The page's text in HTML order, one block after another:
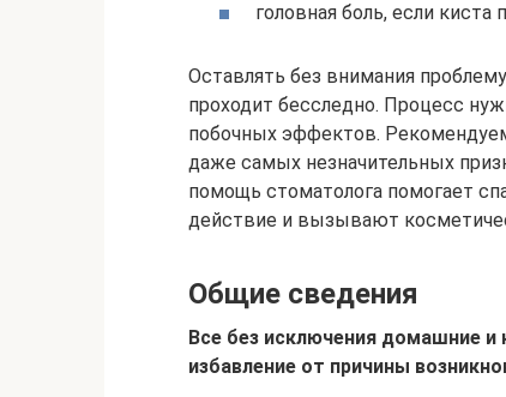
головная боль, если киста
Оставлять без внимания
проходит бесследно. Процесс
побочных эффектов.
даже самых незначительных
помощь стоматолога помогает
действие и вызывают
Общие сведения
Все без исключения домашние
избавление от причины